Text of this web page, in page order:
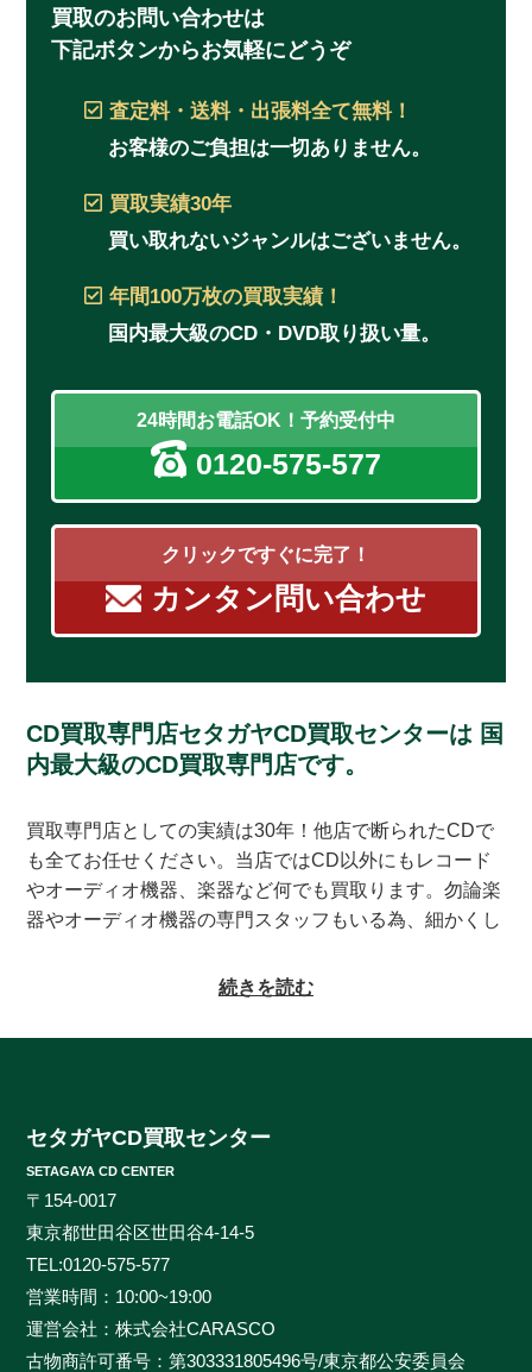
買取のお問い合わせは
下記ボタンからお気軽にどうぞ
査定料・送料・出張料全て無料！
お客様のご負担は一切ありません。
買取実績30年
買い取れないジャンルはございません。
年間100万枚の買取実績！
国内最大級のCD・DVD取り扱い量。
24時間お電話OK！予約受付中
0120-575-577
クリックですぐに完了！
カンタン問い合わせ
CD買取専門店セタガヤCD買取センターは 国
内最大級のCD買取専門店です。
買取専門店としての実績は30年！他店で断られたCDで
も全てお任せください。当店ではCD以外にもレコード
やオーディオ機器、楽器など何でも買取ります。勿論楽
器やオーディオ機器の専門スタッフもいる為、細かくし
買取専門店もある為、古いレコードの処分に困っている
ジャンルなんでも大丈夫！ロック、ジャズ、ソウル、歌
も知らないマイナータイトルまで何でもお売りくださ
めに、各ジャンルに精通したベテランのスタッフが一つ
一つ丁寧に査定を行わせて頂きます。過去の莫大な買取
データに加えて世界中の最新相場チャートを照らし合わ
せ、ただ買い取るだけのサービスとは一線を画する「的
確な」査定はどこにも真似出来ません。ご自宅で聴かな
続きを読む
セタガヤCD買取センター
SETAGAYA CD CENTER
〒154-0017
東京都世田谷区世田谷4-14-5
TEL:0120-575-577
営業時間：10:00~19:00
運営会社：株式会社CARASCO
古物商許可番号：第303331805496号/東京都公安委員会